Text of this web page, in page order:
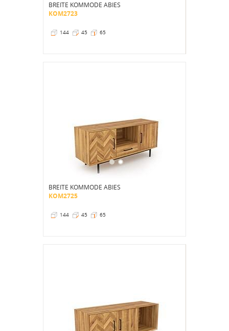
BREITE KOMMODE ABIES
KOM2723
144 45 65
BREITE KOMMODE ABIES
KOM2725
144 45 65